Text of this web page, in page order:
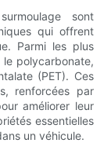
sont
qui offrent
Parmi les plus
le polycarbonate,
(PET). Ces
renforcées par
améliorer leur
essentielles
un véhicule.